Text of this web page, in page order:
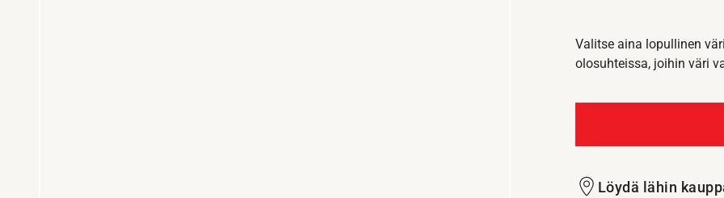
Valitse aina lopullinen
olosuhteissa, joihin väri
Löydä lähin